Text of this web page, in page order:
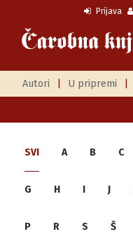
Prijava
Autori U pripremi
SVI A B C
G H I J
P R S Š